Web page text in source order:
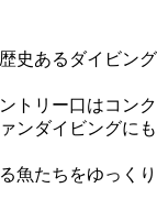
史あるダイビング
トリー口はコンク
ンダイビングにも
魚たちをゆっくり